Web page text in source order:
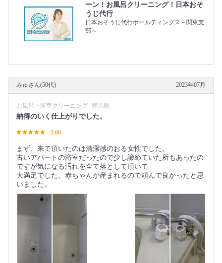
ーン！お風呂クリーニング！日本おそ
うじ代行
日本おそうじ代行ホールディングス～関東支
部～
みゅさん(50代) 2023年07月
お風呂・浴室クリーニング | 群馬県
納得のいく仕上がりでした。
5.00
まず、来て頂いたのは清潔感のおる女性でした。
古いアパートの浴室だったので少し諦めていた所もあったの
ですが気になる汚れを全て落として頂いて
大満足でした。赤ちゃんが産まれるので頼んで良かったと思
いました。